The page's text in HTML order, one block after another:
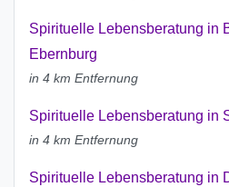
Spirituelle Lebensberatung in
Ebernburg
in 4 km Entfernung
Spirituelle Lebensberatung in
in 4 km Entfernung
Spirituelle Lebensberatung in